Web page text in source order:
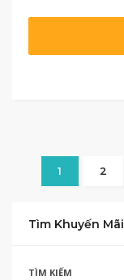
1 2
Tìm Khuyến Mãi
TÌM KIẾM